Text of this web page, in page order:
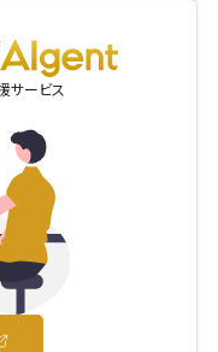
AIgent
サービス